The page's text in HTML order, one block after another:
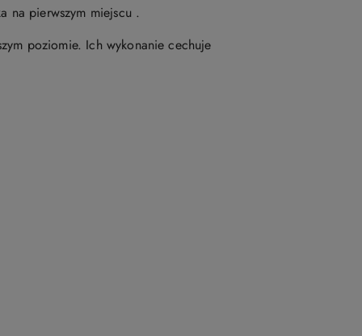
na pierwszym miejscu .
poziomie. Ich wykonanie cechuje